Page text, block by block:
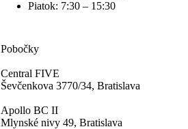
Piatok: 7:30 – 15:30
Pobočky
Central FIVE
Ševčenkova 3770/34, Bratislava
Apollo BC II
Mlynské nivy 49, Bratislava